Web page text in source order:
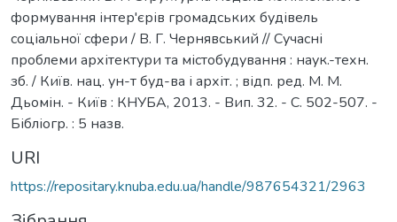
формування інтер'єрів громадських будівель
соціальної сфери / В. Г. Чернявський // Сучасні
проблеми архітектури та містобудування : наук.-техн.
зб. / Київ. нац. ун-т буд-ва і архіт. ; відп. ред. М. М.
Дьомін. - Київ : КНУБА, 2013. - Вип. 32. - С. 502-507. -
Бібліогр. : 5 назв.
URI
https://repositary.knuba.edu.ua/handle/987654321/2963